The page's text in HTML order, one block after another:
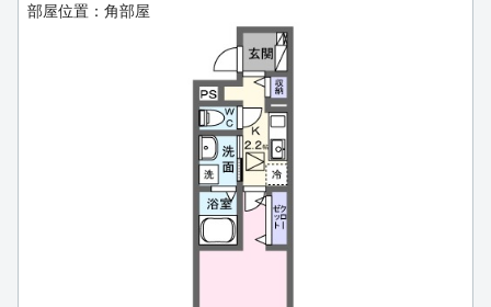
部屋位置：角部屋